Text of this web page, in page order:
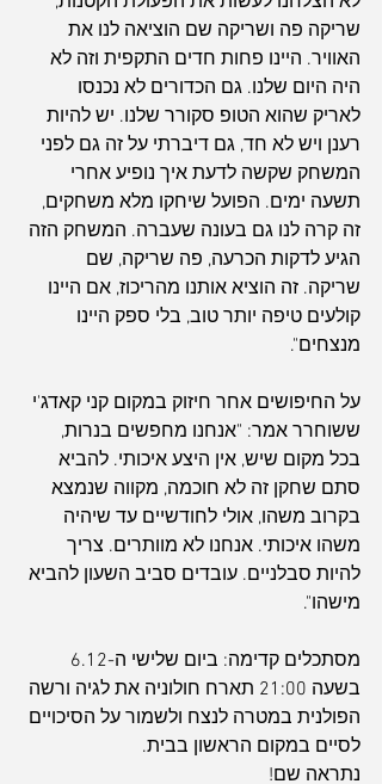
שריקה פה ושריקה שם הוציאה לנו את
האוויר. היינו פחות חדים התקפית וזה לא
היה היום שלנו. גם הכדורים לא נכנסו
לאריק שהוא הטופ סקורר שלנו. יש להיות
רענן ויש לא חד, גם דיברתי על זה גם לפני
המשחק שקשה לדעת איך נופיע אחרי
תשעה ימים. הפועל שיחקו מלא משחקים,
זה קרה לנו גם בעונה שעברה. המשחק הזה
הגיע לדקות הכרעה, פה שריקה, שם
שריקה. זה הוציא אותנו מהריכוז, אם היינו
קולעים טיפה יותר טוב, בלי ספק היינו
מנצחים".
על החיפושים אחר חיזוק במקום קני קאדג'י
ששוחרר אמר: "אנחנו מחפשים בנרות,
בכל מקום שיש, אין היצע איכותי. להביא
סתם שחקן זה לא חוכמה, מקווה שנמצא
בקרוב משהו, אולי לחודשיים עד שיהיה
משהו איכותי. אנחנו לא מוותרים. צריך
להיות סבלניים. עובדים סביב השעון להביא
מישהו".
בשעה 21:00 תארח חולוניה את לגיה ורשה
הפולנית במטרה לנצח ולשמור על הסיכויים
לסיים במקום הראשון בבית.
נתראה שם!